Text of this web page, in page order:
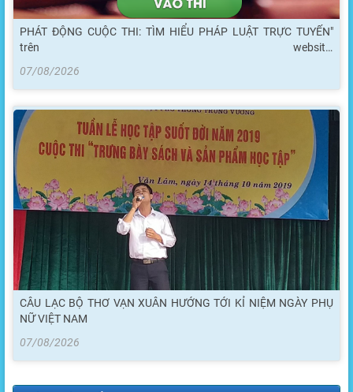
PHÁT ĐỘNG CUỘC THI: TÌM HIỂU PHÁP LUẬT TRỰC TUYẾN"
trên website:
07/08/2026
CÂU LẠC BỘ THƠ VẠN XUÂN HƯỚNG TỚI KỈ NIỆM NGÀY PHỤ
NỮ VIỆT NAM
07/08/2026